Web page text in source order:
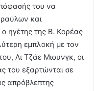
του να
και
ηγέτης της Β. Κορέας
εμπλοκή με τον
Λι Τζάε Μιουνγκ, οι
του εξαρτώνται σε
απρόβλεπτης